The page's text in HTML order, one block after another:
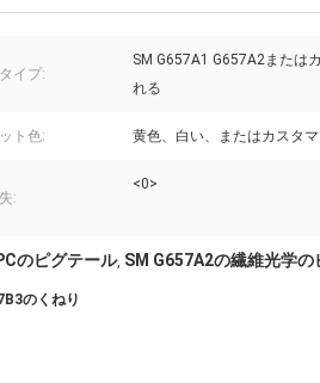
イプ:
SM G657A1 G657A2または
れる
ト色: 黄色、白い、またはカスタ
:
<0>
のピグテール, SM G657A2の繊維光学の
のくねり